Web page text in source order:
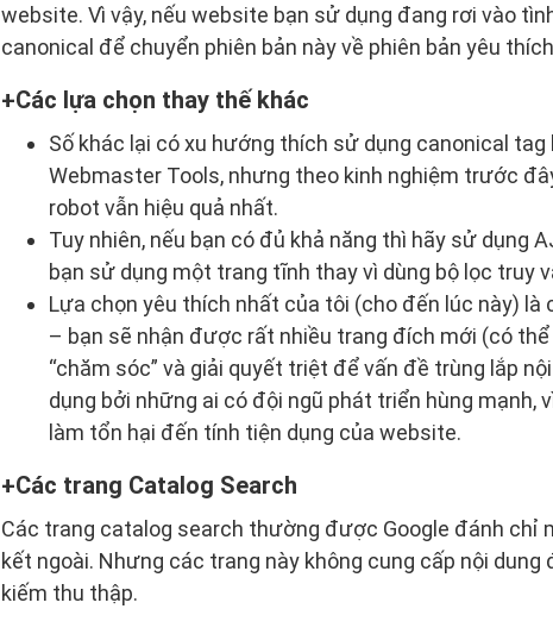
website. Vì vậy, nếu website bạn sử dụng đang rơi vào
canonical để chuyển phiên bản này về phiên bản yêu
Các lựa chọn thay thế khác
Số khác lại có xu hướng thích sử dụng canonical
Webmaster Tools, nhưng theo kinh nghiệm trước
robot vẫn hiệu quả nhất.
Tuy nhiên, nếu bạn có đủ khả năng thì hãy sử dụng
bạn sử dụng một trang tĩnh thay vì dùng bộ lọc truy
Lựa chọn yêu thích nhất của tôi (cho đến lúc này)
– bạn sẽ nhận được rất nhiều trang đích mới (có
“chăm sóc” và giải quyết triệt để vấn đề trùng lắp
dụng bởi những ai có đội ngũ phát triển hùng
làm tổn hại đến tính tiện dụng của website.
Các trang Catalog Search
Các trang catalog search thường được Google đánh chỉ
kết ngoài. Nhưng các trang này không cung cấp nội
kiếm thu thập.